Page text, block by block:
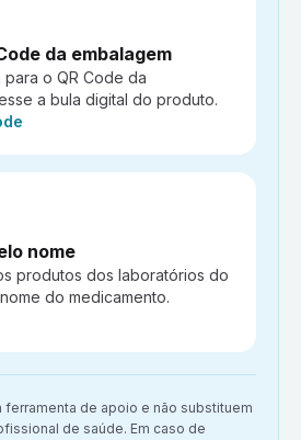
da embalagem
o QR Code da
a bula digital do produto.
nome
produtos dos laboratórios do
do medicamento.
ferramenta de apoio e não substituem
de saúde. Em caso de